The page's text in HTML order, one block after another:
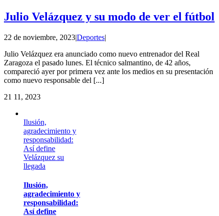
Julio Velázquez y su modo de ver el fútbol
22 de noviembre, 2023|Deportes|
Julio Velázquez era anunciado como nuevo entrenador del Real
Zaragoza el pasado lunes. El técnico salmantino, de 42 años,
compareció ayer por primera vez ante los medios en su presentación
como nuevo responsable del [...]
21 11, 2023
Ilusión,
agradecimiento y
responsabilidad:
Así define
Velázquez su
llegada
Ilusión,
agradecimiento y
responsabilidad:
Así define